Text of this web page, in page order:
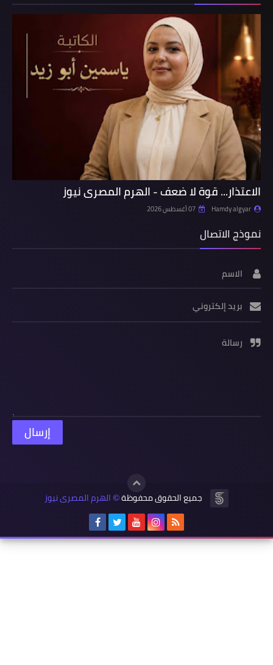
الاعتذار... قوة لا ضعف - الهرم المصرى نيوز
Hamdy algyar 07 أغسطس 2026
نموذج الاتصال
الاسم
بريد إلكتروني
رسالة
جميع الحقوق محفوظة© الهرم المصرى نيوز